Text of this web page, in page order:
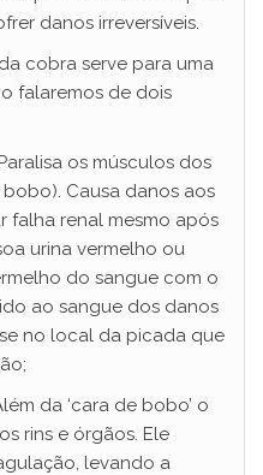
danos irreversíveis.
cobra serve para uma
falaremos de dois
os músculos dos
Causa danos aos
falha renal mesmo após
urina vermelho ou
do sangue com o
ao sangue dos danos
no local da picada que
da ‘cara de bobo’ o
rins e órgãos. Ele
levando a